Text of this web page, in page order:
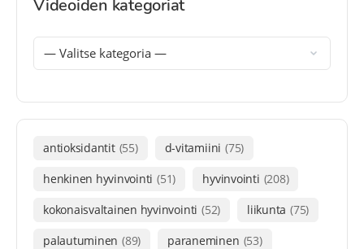
Videoiden kategoriat
antioksidantit (55) d-vitamiini (75)
henkinen hyvinvointi (51) hyvinvointi (208)
kokonaisvaltainen hyvinvointi (52) liikunta (75)
palautuminen (89) paraneminen (53)